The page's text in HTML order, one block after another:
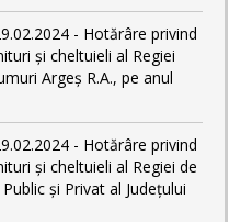
- Hotărâre privind
și cheltuieli al Regiei
Argeș R.A., pe anul
- Hotărâre privind
și cheltuieli al Regiei de
și Privat al Județului